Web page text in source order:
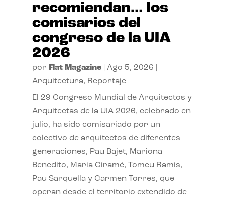
recomiendan… los
comisarios del
congreso de la UIA
2026
por Flat Magazine| Ago 5, 2026
Arquitectura, Reportaje
El 29 Congreso Mundial de Arquitectos y
Arquitectas de la UIA 2026, celebrado en
julio, ha sido comisariado por un
colectivo de arquitectos de diferentes
generaciones, Pau Bajet, Mariona
Benedito, Maria Giramé, Tomeu Ramis,
Pau Sarquella y Carmen Torres, que
operan desde el territorio extendido de